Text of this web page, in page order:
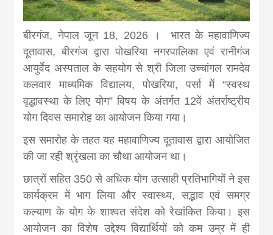
बीरगंज, नेपाल जून 18, 2026 । भारत के महावाणिज्य
दूतावास, बीरगंज द्वारा पोखरिया नगरपालिका एवं रानीगंज
आयुर्वेद अस्पताल के सहयोग से श्री जिला उच्चांगल रामदेव
कलवार माध्यमिक विद्यालय, पोखरिया, पर्सा में “स्वस्थ
वृद्धावस्था के लिए योग” विषय के अंतर्गत 12वें अंतर्राष्ट्रीय
योग दिवस समारोह का आयोजन किया गया।
इस समारोह के तहत यह महावाणिज्य दूतावास द्वारा आयोजित
की जा रही श्रृंखला का चौथा आयोजन था।
छात्रों सहित 350 से अधिक योग उत्साही प्रतिभागियों ने इस
कार्यक्रम में भाग लिया और स्वास्थ्य, सद्भाव एवं समग्र
कल्याण के योग के शाश्वत संदेश को रेखांकित किया। इस
आयोजन का विशेष उद्देश्य विद्यार्थियों को कम उम्र में ही